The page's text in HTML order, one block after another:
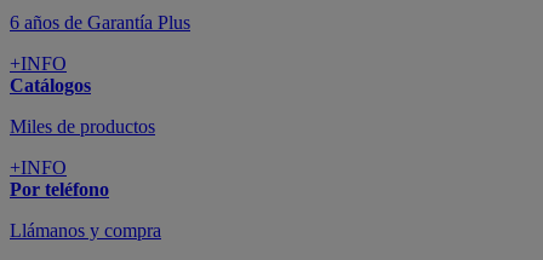
6 años de Garantía Plus
+INFO
Catálogos
Miles de productos
+INFO
Por teléfono
Llámanos y compra